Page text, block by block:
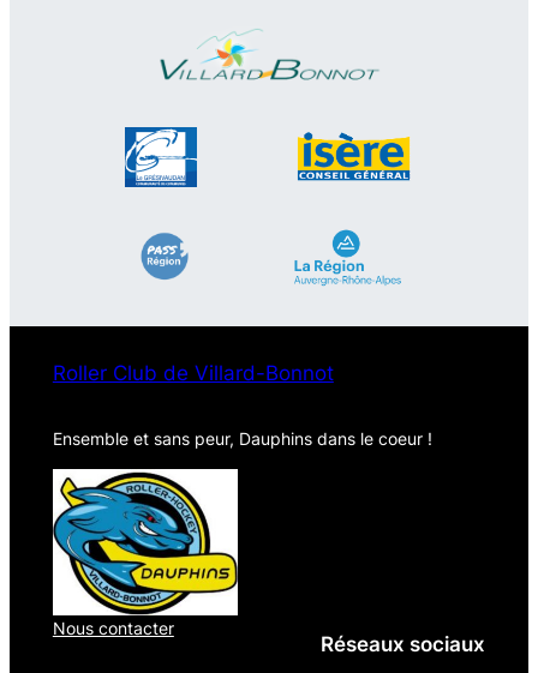
Roller Club de Villard-Bonnot
Ensemble et sans peur, Dauphins dans le coeur !
Nous contacter
Réseaux sociaux